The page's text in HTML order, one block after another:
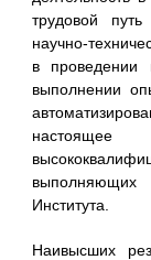
трудовой
научно-
в проведении
выполнении
Института.
Наивысших